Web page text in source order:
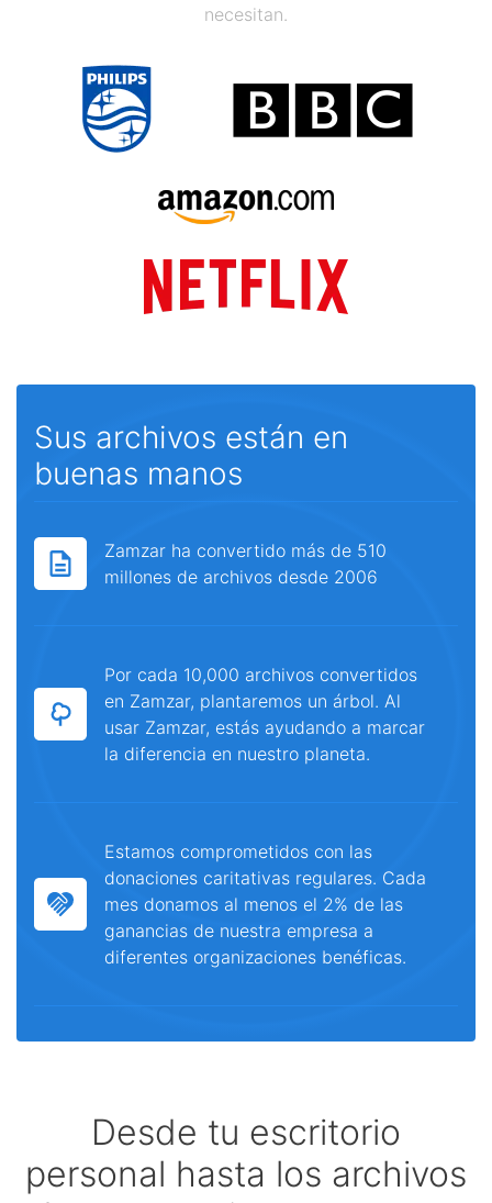
necesitan.
Sus archivos están en
buenas manos
Zamzar ha convertido más de 510
millones de archivos desde 2006
Por cada 10,000 archivos convertidos
en Zamzar, plantaremos un árbol. Al
usar Zamzar, estás ayudando a marcar
la diferencia en nuestro planeta.
Estamos comprometidos con las
donaciones caritativas regulares. Cada
mes donamos al menos el 2% de las
ganancias de nuestra empresa a
diferentes organizaciones benéficas.
Desde tu escritorio
personal hasta los archivos